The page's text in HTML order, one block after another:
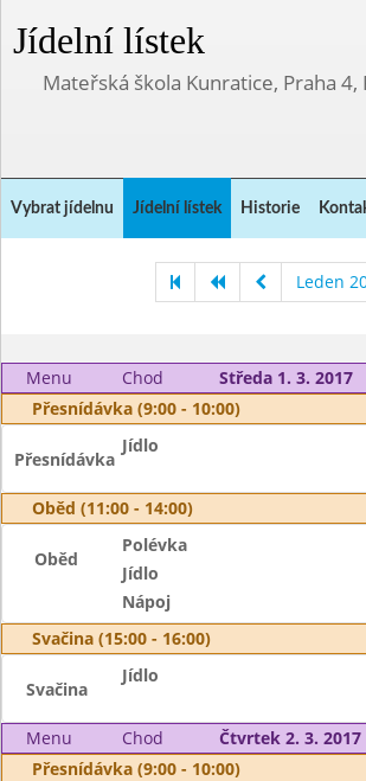
Jídelní lístek
Mateřská škola Kunratice, Praha
Vybrat jídelnu Jídelní lístek Historie
Leden
Menu Chod
Středa 1. 3. 2017
Přesnídávka (9:00 - 10:00)
Přesnídávka
Jídlo
Oběd (11:00 - 14:00)
Oběd
Polévka
Jídlo
Nápoj
Svačina (15:00 - 16:00)
Svačina
Jídlo
Menu Chod
Čtvrtek 2. 3. 2017
Přesnídávka (9:00 - 10:00)